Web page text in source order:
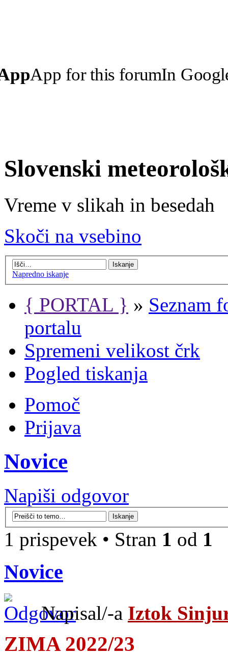
App for this forumIn
Slovenski
Vreme v slikah in besedah
Skoči na vsebino
Napredno iskanje
{ PORTAL } » Seznam
portalu
Spremeni velikost črk
Pogled tiskanja
Pomoč
Prijava
Novice
Napiši odgovor
1 prispevek • Stran 1 od 1
Novice
Napisal/-a Iztok
ZIMA 2022/23